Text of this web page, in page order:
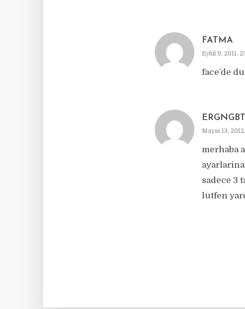
FATMA
Eylül 9, 2011,
face’de
Mayıs 13,
merhaba
sadece 3
lutfen